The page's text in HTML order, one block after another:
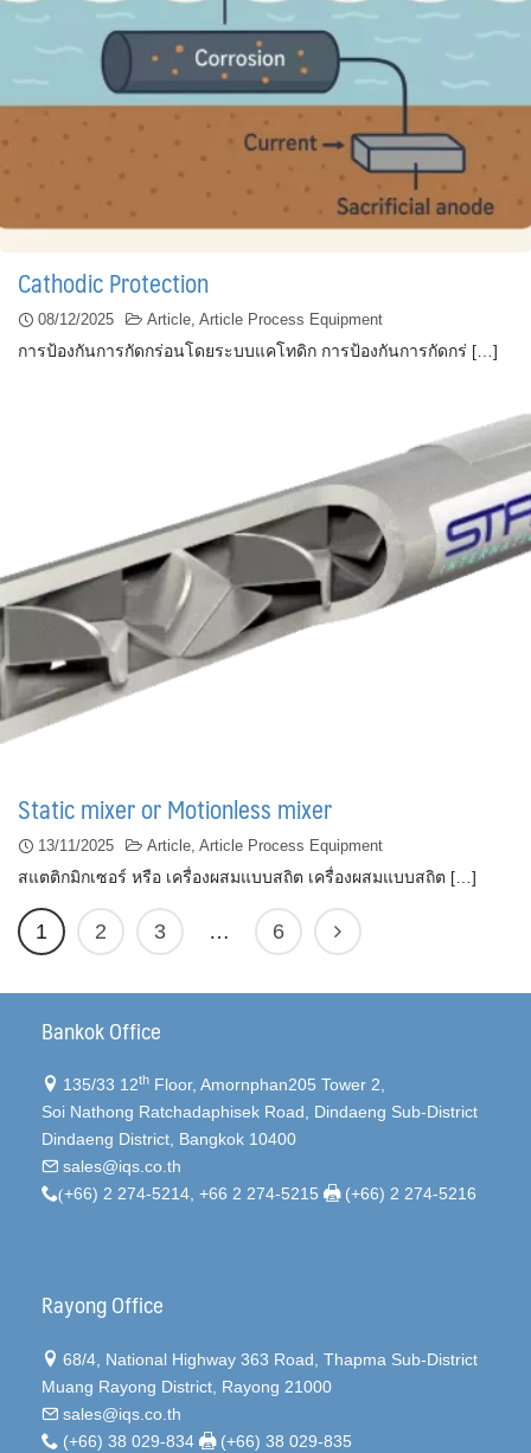
Cathodic Protection
08/12/2025 Article Article Process Equipment
การป้องกันการกัดกร่อนโดยระบบแคโทดิก การป้องกันการกัดกร่ […]
Static mixer or Motionless mixer
13/11/2025 Article, Article Process Equipment
สแตติกมิกเซอร์ หรือ เครื่องผสมแบบสถิต เครื่องผสมแบบสถิต […]
1 2 3 … 6
Bankok Office
135/33 12th Floor, Amornphan205 Tower 2,
Soi Nathong Ratchadaphisek Road, Dindaeng Sub-District
Dindaeng District, Bangkok 10400
sales@iqs.co.th
(+66) 2 274-5214, +66 2 274-5215 (+66) 2 274-5216
Rayong Office
68/4, National Highway 363 Road, Thapma Sub-District
Muang Rayong District, Rayong 21000
sales@iqs.co.th
(+66) 38 029-834
(+66) 38 029-835